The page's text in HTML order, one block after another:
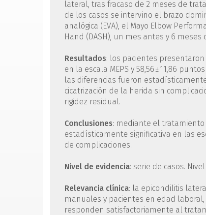
lateral, tras fracaso de 2 meses de
de los casos se intervino el brazo
analógica (EVA), el Mayo Elbow
Hand (DASH), un mes antes y 6
Resultados: los pacientes presentaron
en la escala MEPS y 58,56 ± 11,86
las diferencias fueron
cicatrización de la herida sin
rigidez residual.
Conclusiones: mediante el
estadísticamente significativa en las
de complicaciones.
Nivel de evidencia: serie de casos. Nivel
Relevancia clínica: la epicondilitis
manuales y pacientes en edad
responden satisfactoriamente al